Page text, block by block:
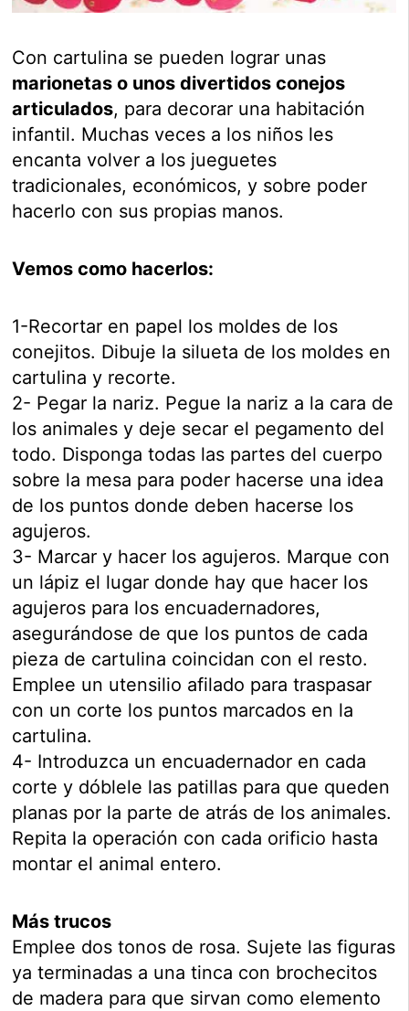
Con cartulina se pueden lograr unas
marionetas o unos divertidos conejos
articulados, para decorar una habitación
infantil. Muchas veces a los niños les
encanta volver a los jueguetes
tradicionales, económicos, y sobre poder
hacerlo con sus propias manos.
Vemos como hacerlos:
1-Recortar en papel los moldes de los
conejitos. Dibuje la silueta de los moldes en
cartulina y recorte.
2- Pegar la nariz. Pegue la nariz a la cara de
los animales y deje secar el pegamento del
todo. Disponga todas las partes del cuerpo
sobre la mesa para poder hacerse una idea
de los puntos donde deben hacerse los
agujeros.
3- Marcar y hacer los agujeros. Marque con
un lápiz el lugar donde hay que hacer los
agujeros para los encuadernadores,
asegurándose de que los puntos de cada
pieza de cartulina coincidan con el resto.
Emplee un utensilio afilado para traspasar
con un corte los puntos marcados en la
cartulina.
4- Introduzca un encuadernador en cada
corte y dóblele las patillas para que queden
planas por la parte de atrás de los animales.
Repita la operación con cada orificio hasta
montar el animal entero.
Más trucos
Emplee dos tonos de rosa. Sujete las figuras
ya terminadas a una tinca con brochecitos
de madera para que sirvan como elemento